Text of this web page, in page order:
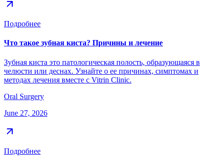
Подробнее
Что такое зубная киста? Причины и лечение
Зубная киста это патологическая полость, образующаяся в
челюсти или деснах. Узнайте о ее причинах, симптомах и
методах лечения вместе с Vitrin Clinic.
Oral Surgery
June 27, 2026
Подробнее